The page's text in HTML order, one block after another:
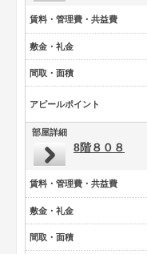
賃料・管理費・共益費
敷金・礼金
間取・面積
アピールポイント
部屋詳細
8階８０８
賃料・管理費・共益費
敷金・礼金
間取・面積